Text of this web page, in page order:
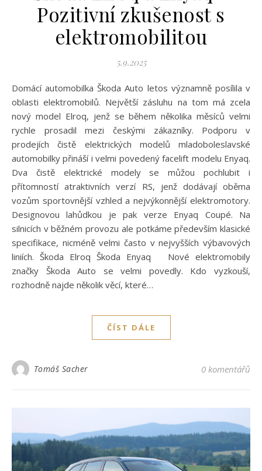
Pozitivní zkušenost s
elektromobilitou
5.9.2025
Domácí automobilka Škoda Auto letos významně posílila v
oblasti elektromobilů. Největší zásluhu na tom má zcela
nový model Elroq, jenž se během několika měsíců velmi
rychle prosadil mezi českými zákazníky. Podporu v
prodejích čistě elektrických modelů mladoboleslavské
automobilky přináší i velmi povedený facelift modelu Enyaq.
Dva čistě elektrické modely se můžou pochlubit i
přítomností atraktivních verzí RS, jenž dodávají oběma
vozům sportovnější vzhled a nejvýkonnější elektromotory.
Designovou lahůdkou je pak verze Enyaq Coupé. Na
silnicích v běžném provozu ale potkáme především klasické
specifikace, nicméně velmi často v nejvyšších výbavových
liniích. Škoda Elroq Škoda Enyaq Nové elektromobily
značky Škoda Auto se velmi povedly. Kdo vyzkouší,
rozhodně najde několik věcí, které…
ČÍST DÁLE
Tomáš Sacher 0 komentářů